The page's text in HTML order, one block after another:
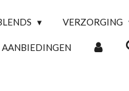
VERZORGING
AANBIEDINGEN